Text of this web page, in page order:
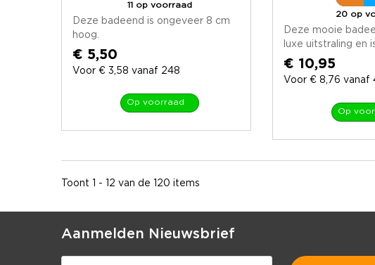
11 op voorraad
Deze badeend is ongeveer 8 cm
hoog.
€ 5,50
Voor € 3,58 vanaf 248
Op voorraad
20 op
Deze mooie
luxe uitstraling en is
€ 10,95
Voor € 8,76 vanaf
Op
Toont 1 - 12 van de 120 items
Aanmelden Nieuwsbrief